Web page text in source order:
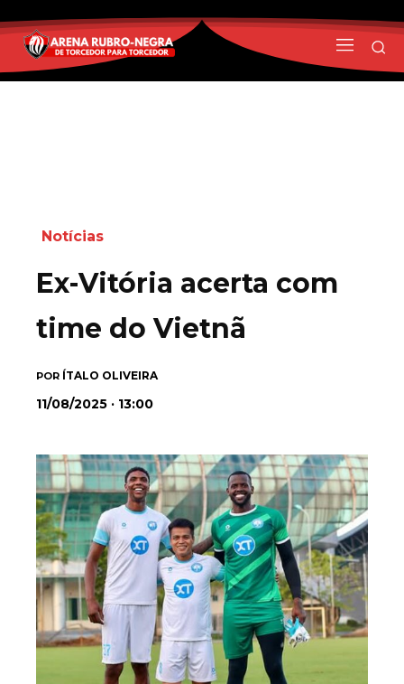
Notícias
Ex-Vitória acerta com
time do Vietnã
POR ÍTALO OLIVEIRA
11/08/2025 · 13:00